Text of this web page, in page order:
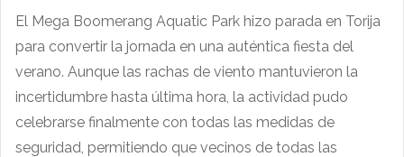
El Mega Boomerang Aquatic Park hizo parada en Torija
para convertir la jornada en una auténtica fiesta del
verano. Aunque las rachas de viento mantuvieron la
incertidumbre hasta última hora, la actividad pudo
celebrarse finalmente con todas las medidas de
seguridad, permitiendo que vecinos de todas las